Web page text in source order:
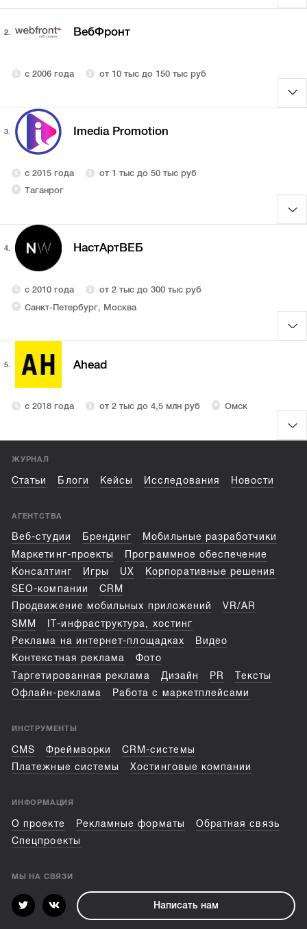
2. ВебФронт
с 2006 года от 10 тыс до 150 тыс руб
3. Imedia Promotion
с 2015 года
от 1 тыс до 50 тыс руб
Таганрог
4. НастАртВЕБ
с 2010 года
от 2 тыс до 300 тыс руб
Санкт-Петербург, Москва
5. Ahead
с 2018 года от 2 тыс до 4,5 млн руб Омск
ЖУРНАЛ
Статьи Блоги Кейсы Исследования Новости
АГЕНТСТВА
Веб-студии Брендинг
Мобильные разработчики
Маркетинг-проекты
Программное обеспечение
Консалтинг
Игры UX
Корпоративные решения
SEO-компании
CRM
Продвижение мобильных приложений
VR/AR
SMM
IT-инфраструктура, хостинг
Реклама на интернет-площадках
Видео
Контекстная реклама
Фото
Таргетированная реклама
Дизайн PR
Тексты
Офлайн-реклама
Работа с маркетплейсами
ИНСТРУМЕНТЫ
CMS Фреймворки
CRM-системы
Платежные системы
Хостинговые компании
ИНФОРМАЦИЯ
О проекте Рекламные форматы
Обратная связь
Спецпроекты
МЫ НА СВЯЗИ
Написать нам